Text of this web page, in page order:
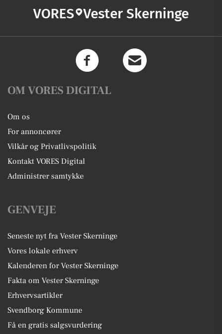
VORES Vester Skerninge
OM VORES DIGITAL
Om os
For annoncører
Vilkår og Privatlivspolitik
Kontakt VORES Digital
Administrer samtykke
GENVEJE
Seneste nyt fra Vester Skerninge
Vores lokale erhverv
Kalenderen for Vester Skerninge
Fakta om Vester Skerninge
Erhvervsartikler
Svendborg Kommune
Få en gratis salgsvurdering